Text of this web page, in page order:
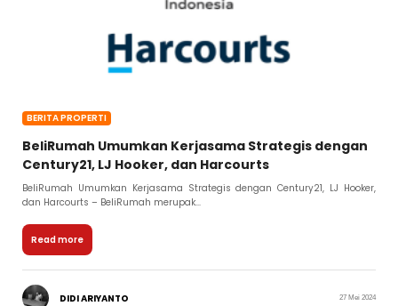
BERITA PROPERTI
BeliRumah Umumkan Kerjasama Strategis dengan
Century21, LJ Hooker, dan Harcourts
BeliRumah Umumkan Kerjasama Strategis dengan Century21, LJ Hooker,
dan Harcourts – BeliRumah merupak...
Read more
DIDI ARIYANTO 27 Mei 2024